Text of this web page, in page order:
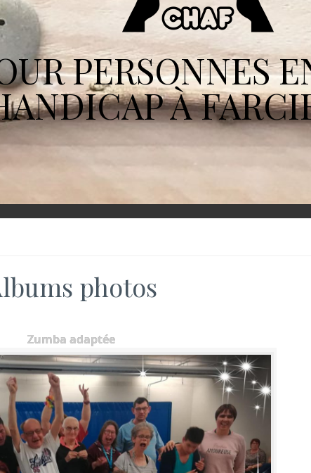
PERSONNES
À
photos
Zumba adaptée